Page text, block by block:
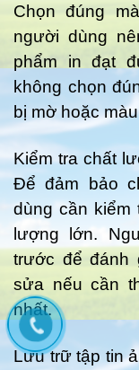
Chọn đúng
người dùng
phẩm in đạt
không chọn
bị mờ hoặc
Kiểm tra chất
Để đảm bảo
dùng cần kiểm
lượng lớn.
trước để đánh
sửa nếu cần
nhất.
Lưu trữ tập tin